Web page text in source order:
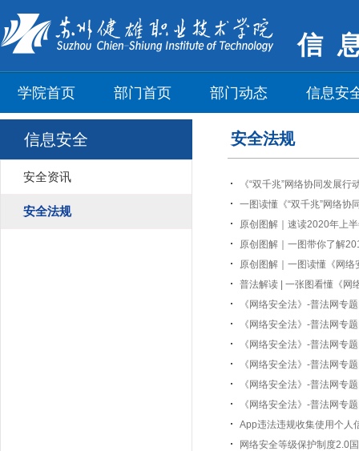
信
学院首页 部门首页 部门动态 信息安
信息安全
安全资讯
安全法规
安全法规
《“双千兆”网络协同发展
一图读懂《“双千兆”网络
原创图解｜速读2020年上
原创图解｜一图带你了解
原创图解｜一图读懂​《网络
普法解读 | 一张图看懂《网
《网络安全法》-普法网专
《网络安全法》-普法网专
《网络安全法》-普法网专
《网络安全法》-普法网专
《网络安全法》-普法网专
《网络安全法》-普法网专
App违法违规收集使用个人
网络安全等级保护制度2.0